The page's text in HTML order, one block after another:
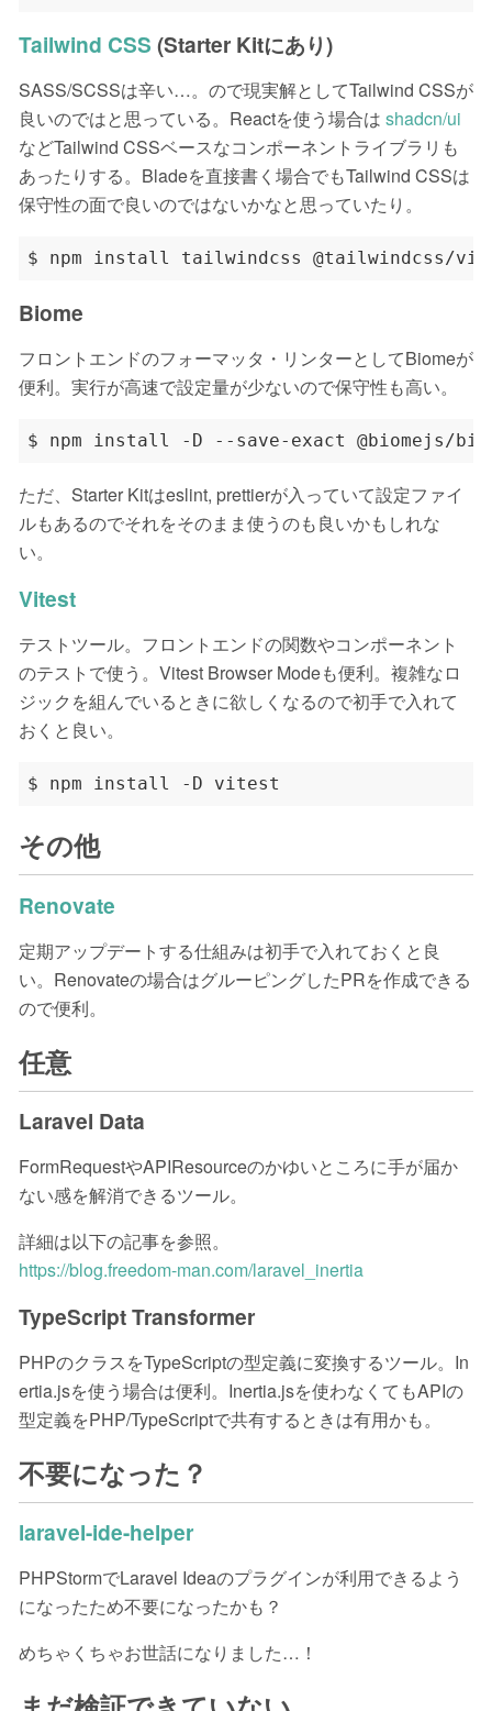
Tailwind CSS (Starter Kitにあり)
SASS/SCSSは辛い…。ので現実解としてTailwind CSSが
良いのではと思っている。Reactを使う場合は shadcn/ui
などTailwind CSSベースなコンポーネントライブラリも
あったりする。Bladeを直接書く場合でもTailwind CSSは
保守性の面で良いのではないかなと思っていたり。
Biome
フロントエンドのフォーマッタ・リンターとしてBiomeが
便利。実行が高速で設定量が少ないので保守性も高い。
ただ、Starter Kitはeslint, prettierが入っていて設定ファイ
ルもあるのでそれをそのまま使うのも良いかもしれな
い。
Vitest
テストツール。フロントエンドの関数やコンポーネント
のテストで使う。Vitest Browser Modeも便利。複雑なロ
ジックを組んでいるときに欲しくなるので初手で入れて
おくと良い。
その他
Renovate
定期アップデートする仕組みは初手で入れておくと良
い。Renovateの場合はグルーピングしたPRを作成できる
ので便利。
任意
Laravel Data
FormRequestやAPIResourceのかゆいところに手が届か
ない感を解消できるツール。
詳細は以下の記事を参照。
https://blog.freedom-man.com/laravel_inertia
TypeScript Transformer
PHPのクラスをTypeScriptの型定義に変換するツール。In
ertia.jsを使う場合は便利。Inertia.jsを使わなくてもAPIの
型定義をPHP/TypeScriptで共有するときは有用かも。
不要になった？
laravel-ide-helper
PHPStormでLaravel Ideaのプラグインが利用できるよう
になったため不要になったかも？
めちゃくちゃお世話になりました…！